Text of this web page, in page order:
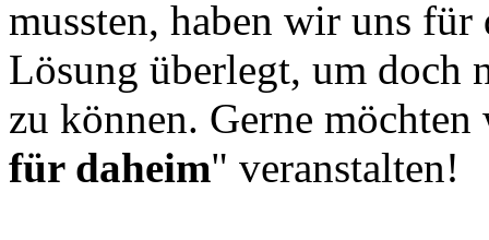
mussten, haben wir uns für
Lösung überlegt, um doch
zu können. Gerne
für daheim" veranstalten!